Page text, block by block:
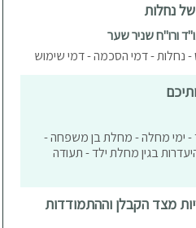
נחלות
ורו"ח שניר שער
- נחלות - דמי הסכמה - דמי שימוש
- ימי מחלה - מחלת בן משפחה -
בגין מחלת ילד - תעודה
מצד הקבלן וההתמודדות